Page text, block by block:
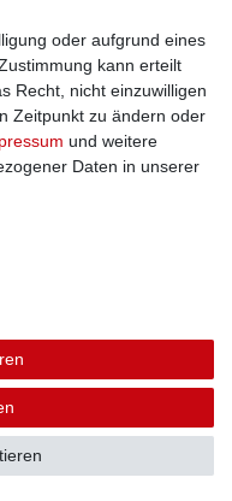
oder aufgrund eines
kann erteilt
Recht, nicht einzuwilligen
Zeitpunkt zu ändern oder
und weitere
Daten in unserer